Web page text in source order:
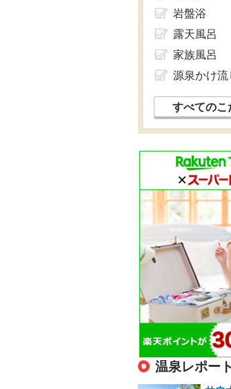
岩盤浴
露天風呂
家族風呂
源泉かけ流
すべてのこ
温泉レポート